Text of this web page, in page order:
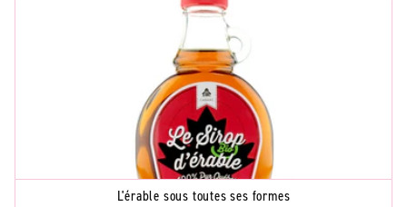
L'érable sous toutes ses formes